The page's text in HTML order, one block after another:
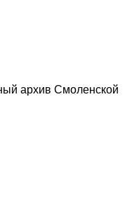
архив Смоленской